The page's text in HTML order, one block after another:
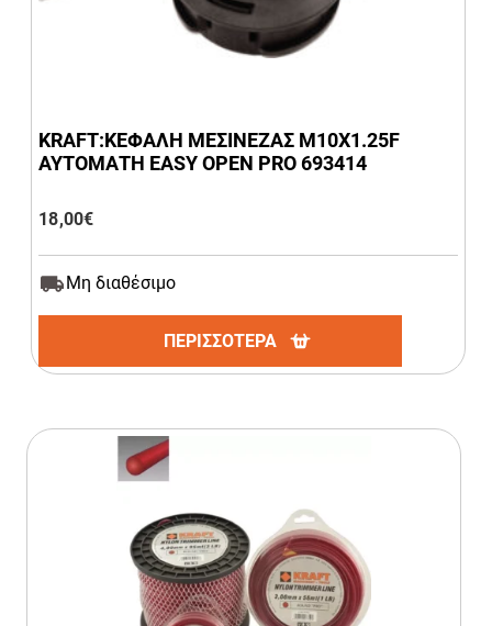
KRAFT:ΚΕΦΑΛΗ ΜΕΣΙΝΕΖΑΣ Μ10Χ1.25F
ΑΥΤΟΜΑΤΗ EASY OPEN PRO 693414
18,00€
Μη διαθέσιμο
ΠΕΡΙΣΣΟΤΕΡΑ